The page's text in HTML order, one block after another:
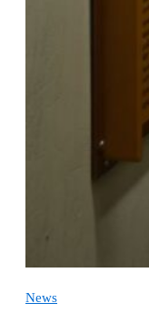
News